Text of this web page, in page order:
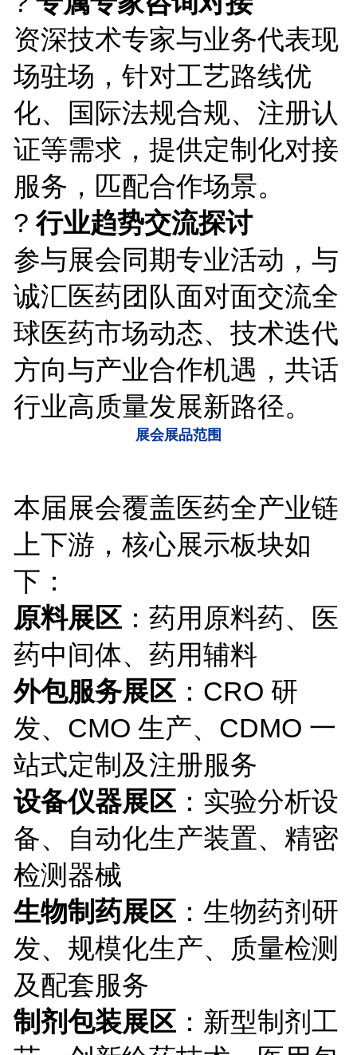
资深技术专家与业务代表现
场驻场，针对工艺路线优
化、国际法规合规、注册认
证等需求，提供定制化对接
服务，匹配合作场景。
?行业趋势交流探讨
参与展会同期专业活动，与
诚汇医药团队面对面交流全
球医药市场动态、技术迭代
方向与产业合作机遇，共话
行业高质量发展新路径。
展会展品范围
本届展会覆盖医药全产业链
上下游，核心展示板块如
下：
原料展区：药用原料药、医
药中间体、药用辅料
外包服务展区：CRO 研
发、CMO 生产、CDMO 一
站式定制及注册服务
设备仪器展区：实验分析设
备、自动化生产装置、精密
检测器械
生物制药展区：生物药剂研
发、规模化生产、质量检测
及配套服务
制剂包装展区：新型制剂工